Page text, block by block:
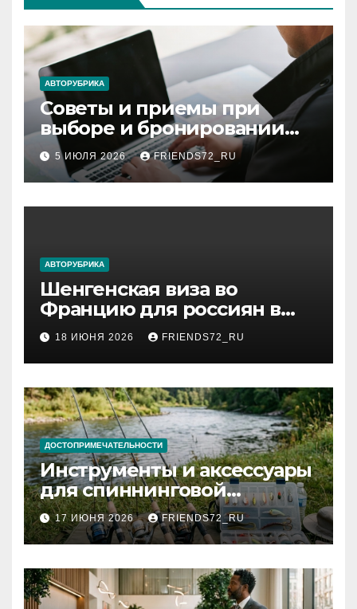
АВТОРУБРИКА
Советы и приемы при
выборе и бронировании
авиабилетов
5 ИЮЛЯ 2026 FRIENDS72_RU
АВТОРУБРИКА
Шенгенская виза во
Францию для россиян в
2026 году: сроки от 3 дней
и список необходимых
документов
18 ИЮНЯ 2026 FRIENDS72_RU
ДОСТОПРИМЕЧАТЕЛЬНОСТИ
Инструменты и аксессуары
для спиннинговой
рыбалки: назначение и
типы
17 ИЮНЯ 2026 FRIENDS72_RU